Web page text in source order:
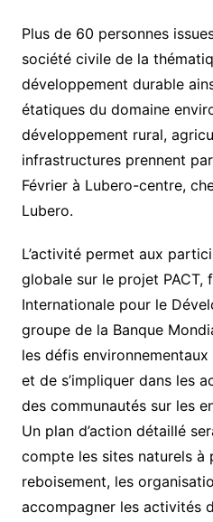
Plus de 60 personnes
société civile de la
développement durable
étatiques du domaine
développement rural,
infrastructures prennent
Février à Lubero-centre,
Lubero.
L’activité permet aux
globale sur le projet PACT,
Internationale pour le
groupe de la Banque
les défis
et de s’impliquer dans les
des communautés sur les
Un plan d’action détaillé
compte les sites naturels à
reboisement, les
accompagner les activités